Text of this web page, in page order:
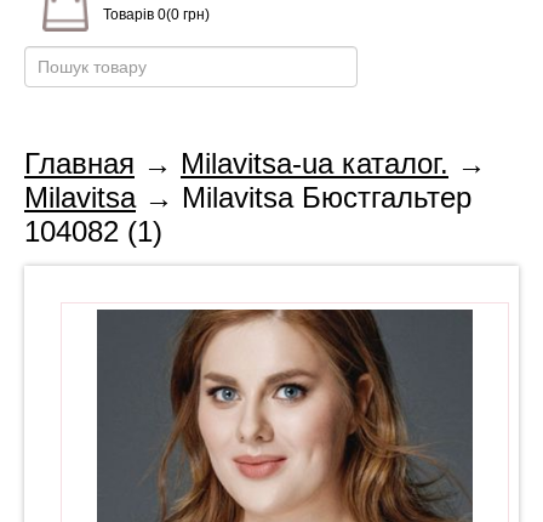
Товарів 0(0 грн)
Главная → Milavitsa-ua каталог. →
Milavitsa→ Milavitsa Бюстгальтер
104082 (1)